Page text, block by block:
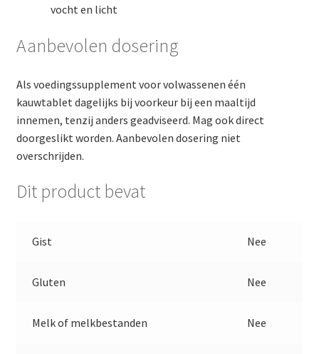
vocht en licht
Aanbevolen dosering
Als voedingssupplement voor volwassenen één
kauwtablet dagelijks bij voorkeur bij een maaltijd
innemen, tenzij anders geadviseerd. Mag ook direct
doorgeslikt worden. Aanbevolen dosering niet
overschrijden.
Dit product bevat
Gist Nee
Gluten Nee
Melk of melkbestanden Nee